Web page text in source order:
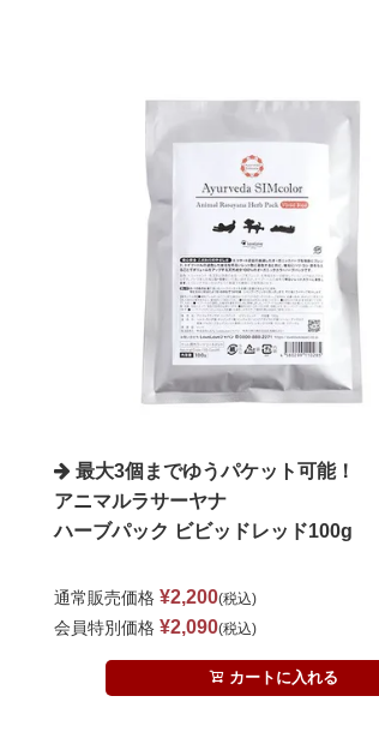
最大3個までゆうパケット可能！
アニマルラサーヤナ
ハーブパック ビビッドレッド100g
通常販売価格 ¥2,200 税込
会員特別価格 ¥2,090 税込
カートに入れる